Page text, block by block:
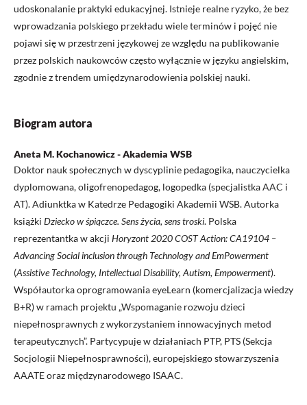
udoskonalanie praktyki edukacyjnej. Istnieje realne ryzyko, że bez
wprowadzania polskiego przekładu wiele terminów i pojęć nie
pojawi się w przestrzeni językowej ze względu na publikowanie
przez polskich naukowców często wyłącznie w języku angielskim,
zgodnie z trendem umiędzynarodowienia polskiej nauki.
Biogram autora
Aneta M. Kochanowicz - Akademia WSB
Doktor nauk społecznych w dyscyplinie pedagogika, nauczycielka
dyplomowana, oligofrenopedagog, logopedka (specjalistka AAC i
AT). Adiunktka w Katedrze Pedagogiki Akademii WSB. Autorka
książki Dziecko w śpiączce. Sens życia, sens troski. Polska
reprezentantka w akcji Horyzont 2020 COST Action: CA19104 –
Advancing Social inclusion through Technology and EmPowerment
(Assistive Technology, Intellectual Disability, Autism, Empowerment).
Współautorka oprogramowania eyeLearn (komercjalizacja wiedzy
B+R) w ramach projektu „Wspomaganie rozwoju dzieci
niepełnosprawnych z wykorzystaniem innowacyjnych metod
terapeutycznych”. Partycypuje w działaniach PTP, PTS (Sekcja
Socjologii Niepełnosprawności), europejskiego stowarzyszenia
AAATE oraz międzynarodowego ISAAC.